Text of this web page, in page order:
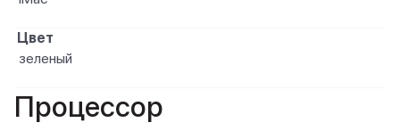
Цвет
зеленый
Процессор